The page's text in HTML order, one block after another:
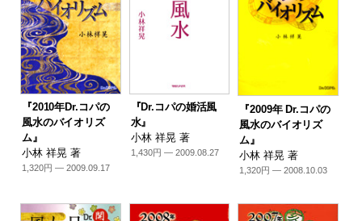
『2010年Dr.コパの
風水のバイオリズ
ム』
小林 祥晃 著
1,320円 — 2009.09.17
『Dr.コパの婚活風
水』
小林 祥晃 著
1,430円 — 2009.08.27
『2009年 Dr.コパの
風水のバイオリズ
ム』
小林 祥晃 著
1,320円 — 2008.10.03